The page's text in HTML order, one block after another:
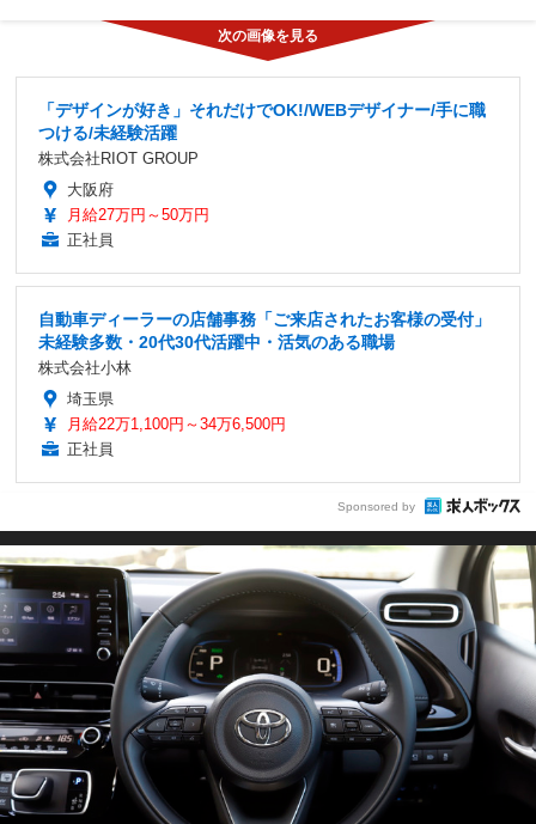
「デザインが好き」それだけでOK!/WEBデザイナー/手に職
つける/未経験活躍
株式会社RIOT GROUP
大阪府
月給27万円～50万円
正社員
自動車ディーラーの店舗事務「ご来店されたお客様の受付」
未経験多数・20代30代活躍中・活気のある職場
株式会社小林
埼玉県
月給22万1,100円～34万6,500円
正社員
Sponsored by